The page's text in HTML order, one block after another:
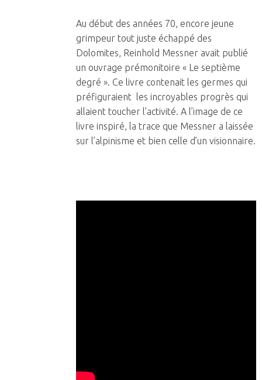
Au début des années 70, encore jeune
grimpeur tout juste échappé des
Dolomites, Reinhold Messner avait publié
un ouvrage prémonitoire « Le septième
degré ». Ce livre contenait les germes qui
préfiguraient les incroyables progrès qui
allaient toucher l’activité. A l’image de ce
livre inspiré, la trace que Messner a laissée
sur l’alpinisme et bien celle d’un visionnaire.